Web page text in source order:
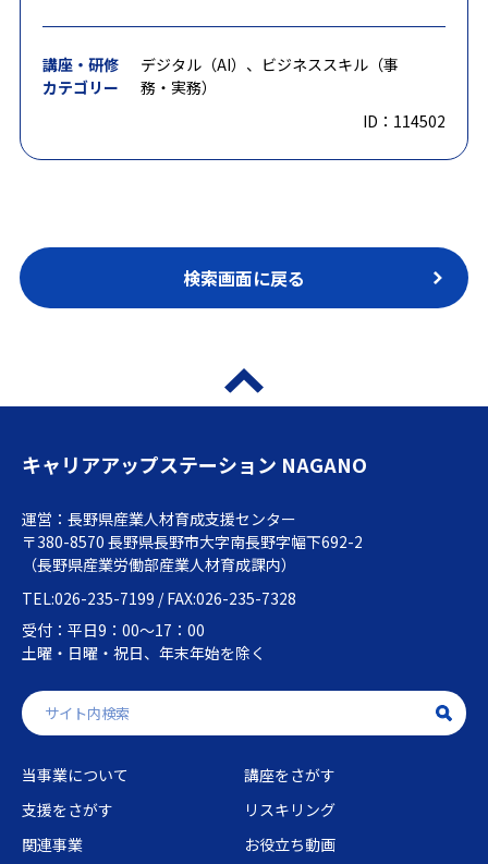
講座・研修
カテゴリー
デジタル（AI）、ビジネススキル（事
務・実務）
ID：114502
検索画面に戻る
キャリアアップステーション NAGANO
運営：長野県産業人材育成支援センター
〒380-8570 長野県長野市大字南長野字幅下692-2
（長野県産業労働部産業人材育成課内）
TEL:026-235-7199 / FAX:026-235-7328
受付：平日9：00～17：00
土曜・日曜・祝日、年末年始を除く
当事業について
講座をさがす
支援をさがす
リスキリング
関連事業
お役立ち動画